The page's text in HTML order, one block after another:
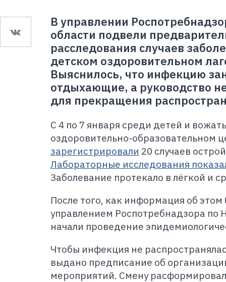
В управлении
области подвели
расследования случаев
детском оздоровительном
Выяснилось, что инфекцию
отдыхающие, а руководство
для прекращения
С 4 по 7 января среди детей и
оздоровительно-образовательном
зарегистрировали 20 случаев
Лабораторные исследования
Заболевание протекало в лёгкой и
После того, как информация об этом
управлением Роспотребнадзора по
начали проведение
Чтобы инфекция не
выдано предписание об
мероприятий. Смену